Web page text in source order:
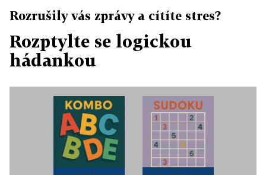
Rozrušily vás zprávy a cítíte stres?
Rozptylte se logickou
hádankou